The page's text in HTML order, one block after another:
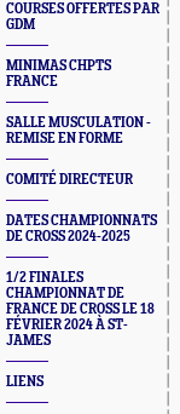
COURSES OFFERTES PAR
GDM
MINIMAS CHPTS
FRANCE
SALLE MUSCULATION -
REMISE EN FORME
COMITÉ DIRECTEUR
DATES CHAMPIONNATS
DE CROSS 2024-2025
1/2 FINALES
CHAMPIONNAT DE
FRANCE DE CROSS LE 18
FÉVRIER 2024 À ST-
JAMES
LIENS